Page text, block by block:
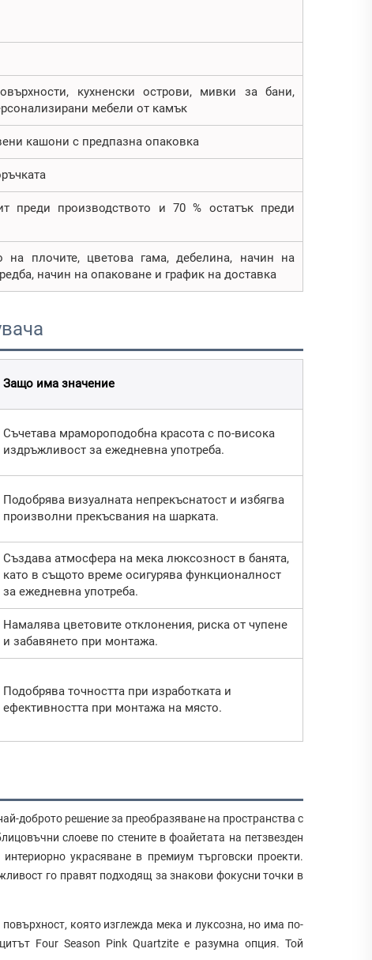
кухненски острови, мивки за бани,
мебели от камък
кашони с предпазна опаковка
преди производството и 70 % остатък преди
плочите, цветова гама, дебелина, начин на
начин на опаковане и график на доставка
Защо има значение
Съчетава мрамороподобна красота с по-висока
издръжливост за ежедневна употреба.
Подобрява визуалната непрекъснатост и избягва
произволни прекъсвания на шарката.
Създава атмосфера на мека люксозност в банята,
като в същото време осигурява функционалност
за ежедневна употреба.
Намалява цветовите отклонения, риска от чупене
и забавянето при монтажа.
Подобрява точността при изработката и
ефективността при монтажа на място.
доброто решение за преобразяване на пространства с
слоеве по стените в фоайетата на петзвезден
украсяване в премиум търговски проекти.
го правят подходящ за знакови фокусни точки в
която изглежда мека и луксозна, но има по-
Four Season Pink Quartzite е разумна опция. Той